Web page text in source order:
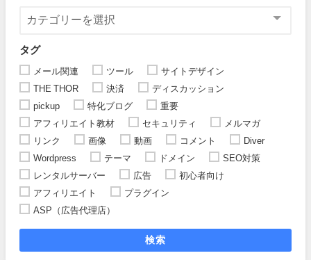
タグ
メール関連 ツール
サイトデザイン
THE THOR
決済
ディスカッション
pickup
特化ブログ
重要
アフィリエイト教材
セキュリティ
メルマガ
リンク
画像 動画 コメント
Diver
Wordpress
テーマ ドメイン
SEO対策
レンタルサーバー
広告
初心者向け
アフィリエイト
プラグイン
ASP（広告代理店）
検索